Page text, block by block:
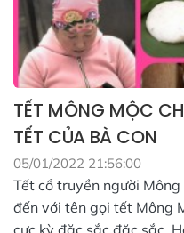
TẾT MÔNG MỘC
TẾT CỦA BÀ CON
05/01/2022 21:56:00
Tết cổ truyền người
đến với tên gọi tết Mông
cực kỳ đặc sắc đặc sắc.